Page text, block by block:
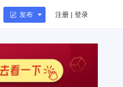
发布 注册 | 登录